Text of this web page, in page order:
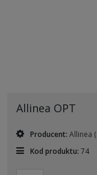
Allinea OPT
Producent: Allinea
Kod produktu: 74